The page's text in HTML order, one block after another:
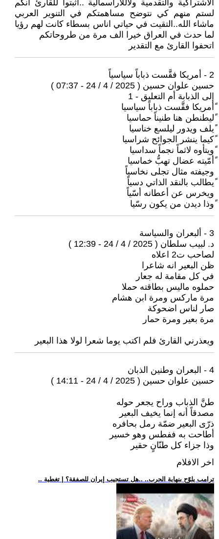
الاشتراكية والتقدمية ولاللارأسمالية ..اثبتوا للقارئ انكم
لستم منهم كي نتوضح مساهمتكم في التنوير العربي
ماشاء الله..التقيت في حياتي اناس بسطاء كانت لهم رؤيا
لما حدث في العراق خيرا الف مرة من طروحاتكم
اتحفوا القارئ مع التقدير
2 - أمريكا فقَّست ذباباً سياسياً
حسين علوان حسين ( 2025 / 4 / 24 - 07:37 )
إلى الذبابة أم التعليق - 1
ًأمريكا فقَّست ذباباً سياسيا
ًليطنطن هنا طنيناً حماسيا
ًيلف ويدور ليلسع خناسيا
ًكيما ينشر الجوائح شراسيا
ًويتأوه لاثماً نجماً سداسيا
ًأمّيته عضال تهبُّ خماسيا
وجيفته مثال تجلى نخاسياً
ًيطالب بالنقد الذاتي دسياً
ويخرس عن أعطانه أسّياً
ًوذا ديدن من يكون رسّيا
3 - ألبعران والسياسة
د. لبيب سلطان ( 2025 / 4 / 24 - 12:39 )
لصاحب ت2 اعلاه
ظن البعير انه شاعرا
في كل مقامة له جعار
حملوه ماليس بطاقته حملا
مرة ماركس ومرة ابن هشام
صار لناس اضحوكة
مرة بعير ومرة حمار
ويعذرني القارئ فلم اكتب يوما شعرا لولا هذا البعير
4 - البعران وطنين الذبان
حسين علوان حسين ( 2025 / 4 / 24 - 14:11 )
طنَّ الذباب وراح يجعر حوله
مصدقاً أنه إنما يخيف البعير
ذرّى البعير ضمّة رمل بحافره
أطاحت به ففطس وهو خسير
وذا جزاء كل طنّانٍ حقير
اخر الافلام
.. ترامب يلوّح بنهاية الحرب.. ..هل تستجيب إيران للصفقة؟ | تغطية